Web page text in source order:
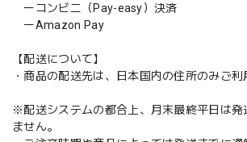
ーコンビニ（Pay-easy）決済
ーAmazon Pay
【配送について】
・商品の配送先は、日本国内の住所のみご利
※配送システムの都合上、月末最終平日は発
ません。